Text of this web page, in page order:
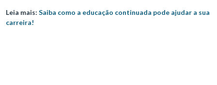
Leia mais: Saiba como a educação continuada pode ajudar a sua
carreira!